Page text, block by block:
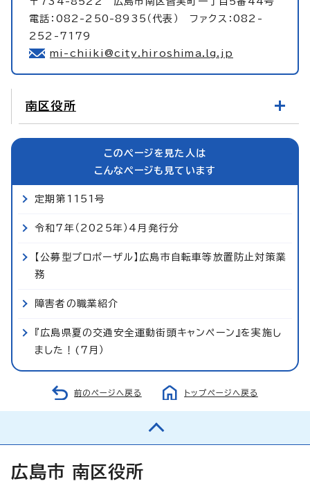
電話：082-250-8935（代表） ファクス：082-
252-7179
mi-chiiki@city.hiroshima.lg.jp
南区役所
このページを見た人は
こんなページも見ています
定期第1151号
令和7年（2025年）4月発行分
【公募型プロポーザル】広島市自転車等放置防止対策業
務
障害者の職業紹介
『広島県夏の交通安全運動街頭キャンペーン』を実施し
ました！(7月）
前のページへ戻る トップページへ戻る
広島市 南区役所